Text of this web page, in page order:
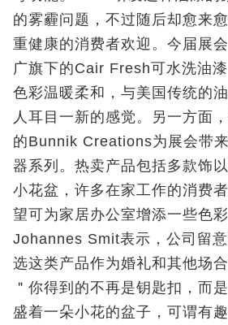
的雾霾问题，不过随后却愈来
重健康的消费者欢迎。今届展
广旗下的Cair Fresh可水洗油
色彩温暖柔和，与美国传统的
人耳目一新的感觉。另一方面
的Bunnik Creations为展会带
器系列。热卖产品包括多款饰
小花盆，许多在家工作的消费
望可为家居办公室增添一些色
Johannes Smit表示，公司留
选这类产品作为婚礼和其他场
＂你得到的不再是钥匙扣，而
盛着一朵小花的盆子，可谓有